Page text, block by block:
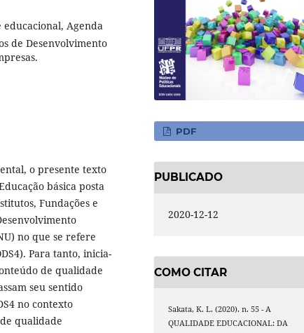
Agenda
de Desenvolvimento
o presente texto
básica posta
Fundações e
no que se refere
Para tanto, inicia-
de qualidade
seu sentido
no contexto
qualidade
PDF
PUBLICADO
2020-12-12
COMO CITAR
Sakata, K. L. (2020). n. 55 - A
QUALIDADE EDUCACIONAL: DA